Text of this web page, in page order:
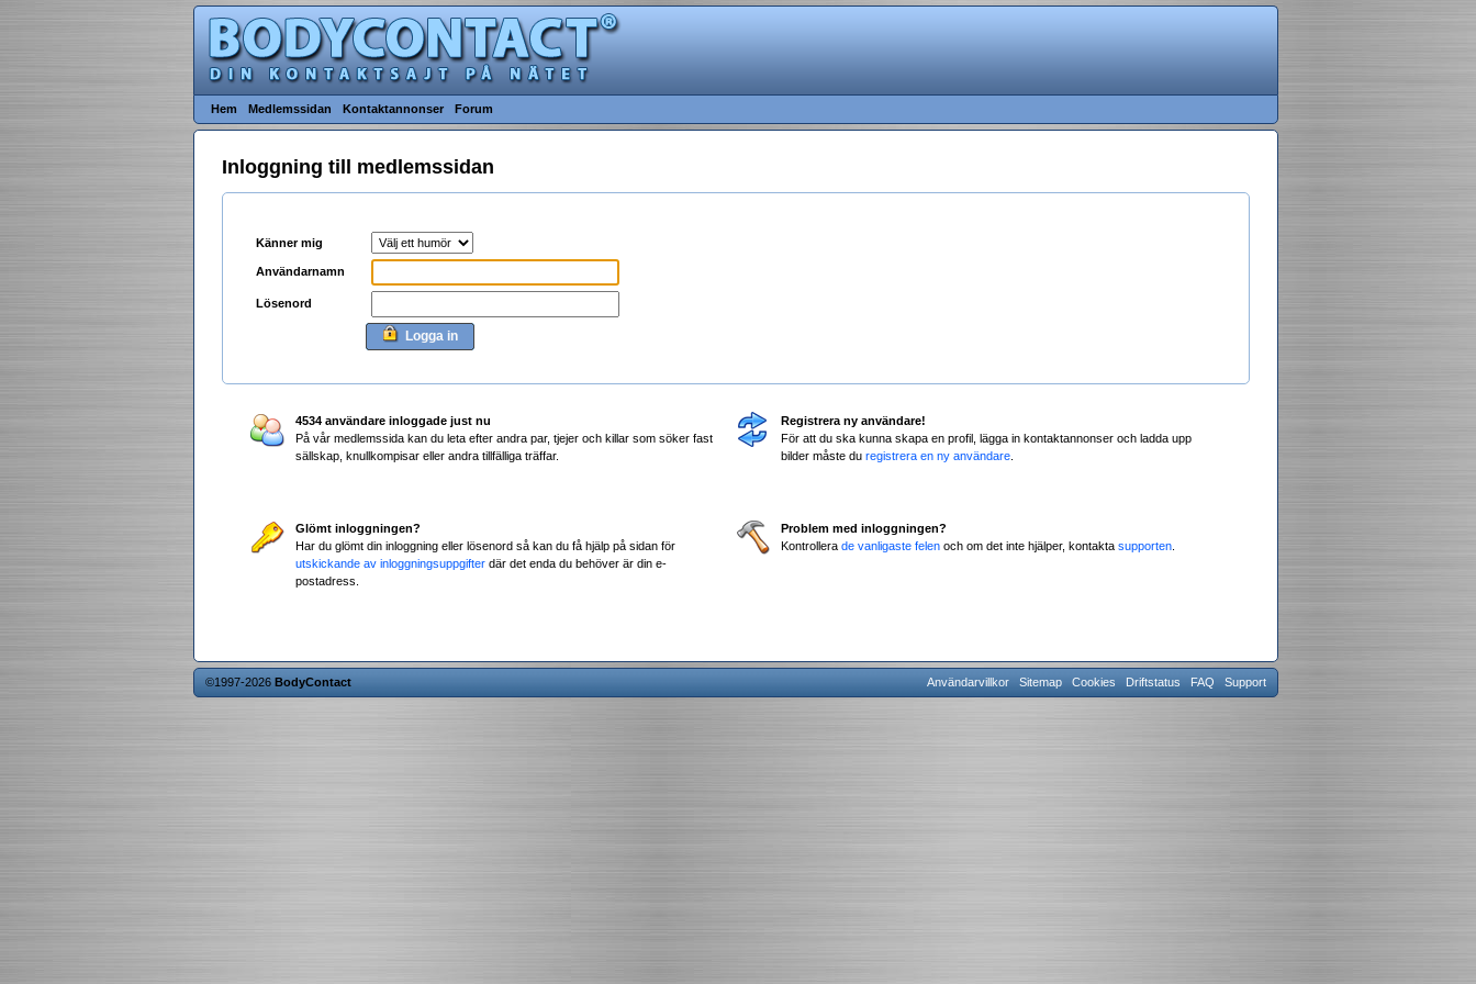
Hem Medlemssidan Kontaktannonser Forum
Inloggning till medlemssidan
Känner mig
Användarnamn
Lösenord
Logga in
4534 användare inloggade just nu
På vår medlemssida kan du leta efter andra par, tjejer och killar som söker fast
sällskap, knullkompisar eller andra tillfälliga träffar.
Registrera ny användare!
För att du ska kunna skapa en profil, lägga in kontaktannonser och ladda upp
bilder måste du registrera en ny användare
Glömt inloggningen?
Har du glömt din inloggning eller lösenord så kan du få hjälp på sidan för
utskickande av inloggningsuppgifter där det enda du behöver är din e-
postadress.
Problem med inloggningen?
Kontrollera de vanligaste felen och om det inte hjälper, kontakta supporten
©1997-2026 BodyContact Användarvillkor Sitemap Cookies Driftstatus FAQ Support